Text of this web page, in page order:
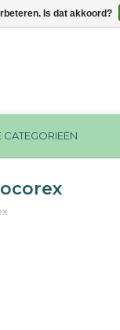
CATEGORIEËN
Is dat akkoord?